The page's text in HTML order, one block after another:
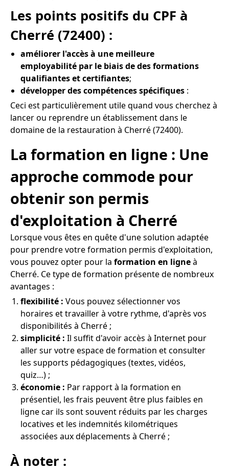
Les points positifs du CPF à
Cherré (72400) :
améliorer l'accès à une meilleure
employabilité par le biais de des formations
qualifiantes et certifiantes;
développer des compétences spécifiques :
Ceci est particulièrement utile quand vous cherchez à
lancer ou reprendre un établissement dans le
domaine de la restauration à Cherré (72400).
La formation en ligne : Une
approche commode pour
obtenir son permis
d'exploitation à Cherré
Lorsque vous êtes en quête d'une solution adaptée
pour prendre votre formation permis d'exploitation,
vous pouvez opter pour la formation en ligneà
Cherré. Ce type de formation présente de nombreux
avantages :
flexibilité : Vous pouvez sélectionner vos
horaires et travailler à votre rythme, d'après vos
disponibilités à Cherré ;
simplicité : Il suffit d'avoir accès à Internet pour
aller sur votre espace de formation et consulter
les supports pédagogiques (textes, vidéos,
quiz…) ;
économie : Par rapport à la formation en
présentiel, les frais peuvent être plus faibles en
ligne car ils sont souvent réduits par les charges
locatives et les indemnités kilométriques
associées aux déplacements à Cherré ;
À noter :